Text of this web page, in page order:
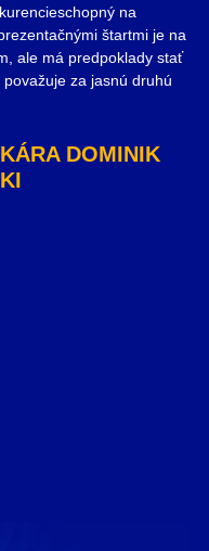
na
štartmi je na
ale má predpoklady stať
za jasnú druhú
DOMINIK